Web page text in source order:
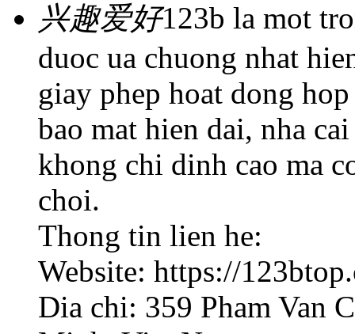
兴趣爱好123b la mot
duoc ua chuong nhat
giay phep hoat dong
bao mat hien dai, nha
khong chi dinh cao ma
choi.
Thong tin lien he:
Website: https://
Dia chi: 359 Pham Van